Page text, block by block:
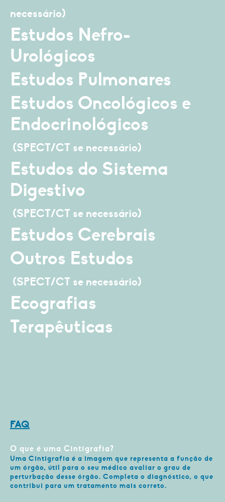
necessário)
Estudos Nefro-
Urológicos
Estudos Pulmonares
Estudos Oncológicos e
Endocrinológicos
(SPECT/CT se necessário)
Estudos do Sistema
Digestivo
(SPECT/CT se necessário)
Estudos Cerebrais
Outros Estudos
(SPECT/CT se necessário)
Ecografias
Terapêuticas
FAQ
O que é uma Cintigrafia?
Uma Cintigrafia é a imagem que representa a função de
um órgão, útil para o seu médico avaliar o grau de
perturbação desse órgão. Completa o diagnóstico, o que
contribui para um tratamento mais correto.